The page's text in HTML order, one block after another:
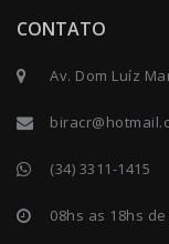
CONTATO
Av. Dom Luíz
(34) 3311-1415
08hs as 18hs